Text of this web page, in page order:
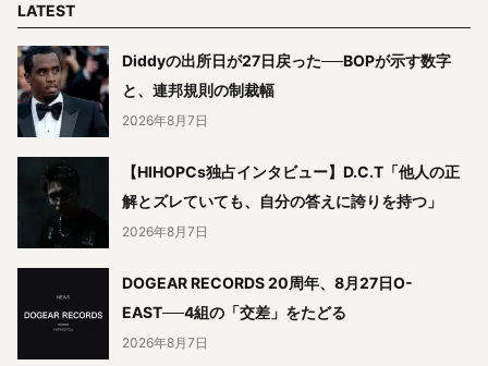
LATEST
Diddyの出所日が27日戻った──BOPが示す数字
と、連邦規則の制裁幅
2026年8月7日
【HIHOPCs独占インタビュー】D.C.T「他人の正
解とズレていても、自分の答えに誇りを持つ」
2026年8月7日
DOGEAR RECORDS 20周年、8月27日O-
EAST──4組の「交差」をたどる
2026年8月7日